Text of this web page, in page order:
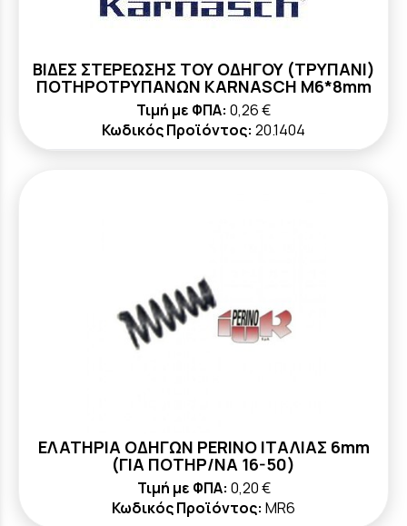
ΒΙΔΕΣ ΣΤΕΡΕΩΣΗΣ ΤΟΥ ΟΔΗΓΟΥ (ΤΡΥΠΑΝΙ)
ΠΟΤΗΡΟΤΡΥΠΑΝΩΝ KARNASCH M6*8mm
Τιμή με ΦΠΑ: 0,26 €
Κωδικός Προϊόντος: 20.1404
ΕΛΑΤΗΡΙΑ ΟΔΗΓΩΝ PERINO ΙΤΑΛΙΑΣ 6mm
(ΓΙΑ ΠΟΤΗΡ/ΝΑ 16-50)
Τιμή με ΦΠΑ: 0,20 €
Κωδικός Προϊόντος: MR6